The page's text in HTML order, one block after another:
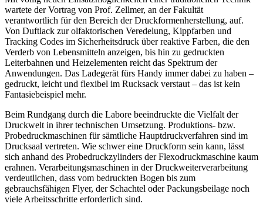
wartete der Vortrag von Prof. Zellmer, an der Fakultät
verantwortlich für den Bereich der Druckformenherstellung, auf.
Von Duftlack zur olfaktorischen Veredelung, Kippfarben und
Tracking Codes im Sicherheitsdruck über reaktive Farben, die den
Verderb von Lebensmitteln anzeigen, bis hin zu gedruckten
Leiterbahnen und Heizelementen reicht das Spektrum der
Anwendungen. Das Ladegerät fürs Handy immer dabei zu haben –
gedruckt, leicht und flexibel im Rucksack verstaut – das ist kein
Fantasiebeispiel mehr.
Beim Rundgang durch die Labore beeindruckte die Vielfalt der
Druckwelt in ihrer technischen Umsetzung. Produktions- bzw.
Probedruckmaschinen für sämtliche Hauptdruckverfahren sind im
Drucksaal vertreten. Wie schwer eine Druckform sein kann, lässt
sich anhand des Probedruckzylinders der Flexodruckmaschine kaum
erahnen. Verarbeitungsmaschinen in der Druckweiterverarbeitung
verdeutlichen, dass vom bedruckten Bogen bis zum
gebrauchsfähigen Flyer, der Schachtel oder Packungsbeilage noch
viele Arbeitsschritte erforderlich sind.